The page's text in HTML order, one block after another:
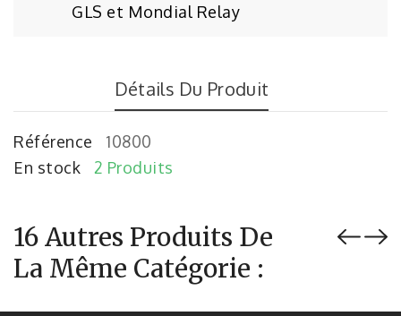
GLS et Mondial Relay
Détails Du Produit
Référence
10800
En stock
2 Produits
16 Autres Produits De
La Même Catégorie :